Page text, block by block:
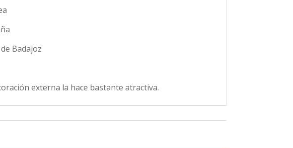
Badajoz
externa la hace bastante atractiva.